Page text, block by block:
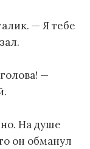
— Я тебе
—
На душе
он обманул